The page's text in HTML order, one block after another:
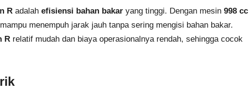
R adalah efisiensi bahan bakar yang tinggi. Dengan mesin 998 cc
menempuh jarak jauh tanpa sering mengisi bahan bakar.
R relatif mudah dan biaya operasionalnya rendah, sehingga cocok